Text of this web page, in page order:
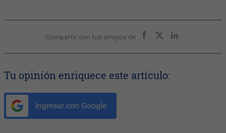
Compartir con tus amigos de
Tu opinión enriquece este artículo:
Ingresar con Google